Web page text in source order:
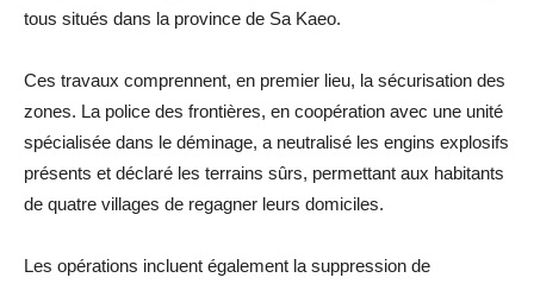
tous situés dans la province de Sa Kaeo.
Ces travaux comprennent, en premier lieu, la sécurisation des
zones. La police des frontières, en coopération avec une unité
spécialisée dans le déminage, a neutralisé les engins explosifs
présents et déclaré les terrains sûrs, permettant aux habitants
de quatre villages de regagner leurs domiciles.
Les opérations incluent également la suppression de